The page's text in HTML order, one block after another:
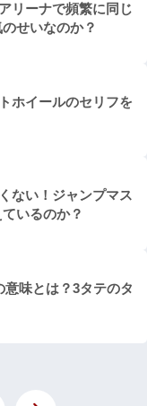
リーナで頻繁に同じ
せいなのか？
ホイールのセリフを
ない！ジャンプマス
いるのか？
意味とは？3タテのタ